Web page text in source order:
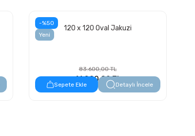
-%50
Yeni
120 x 120 Oval Jakuzi
83.600,00 TL
41.800,00 TL
Sepete Ekle Detaylı İncele